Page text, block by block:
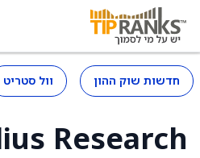
חדשות שוק ההון וול סטריט